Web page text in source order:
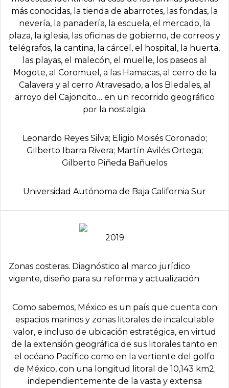
más conocidas, la tienda de abarrotes, las fondas, la
nevería, la panadería, la escuela, el mercado, la
plaza, la iglesia, las oficinas de gobierno, de correos y
telégrafos, la cantina, la cárcel, el hospital, la huerta,
las playas, el malecón, el muelle, los paseos al
Mogote, al Coromuel, a las Hamacas, al cerro de la
Calavera y al cerro Atravesado, a los Bledales, al
arroyo del Cajoncito… en un recorrido geográfico
por la nostalgia.
Leonardo Reyes Silva; Eligio Moisés Coronado;
Gilberto Ibarra Rivera; Martín Avilés Ortega;
Gilberto Piñeda Bañuelos
Universidad Autónoma de Baja California Sur
2019
Zonas costeras. Diagnóstico al marco jurídico
vigente, diseño para su reforma y actualización
Como sabemos, México es un país que cuenta con
espacios marinos y zonas litorales de incalculable
valor, e incluso de ubicación estratégica, en virtud
de la extensión geográfica de sus litorales tanto en
el océano Pacífico como en la vertiente del golfo
de México, con una longitud litoral de 10,143 km2;
independientemente de la vasta y extensa